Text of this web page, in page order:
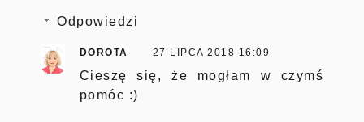
Odpowiedzi
DOROTA 27 LIPCA 2018 16:09
Cieszę się, że mogłam w czymś
pomóc :)